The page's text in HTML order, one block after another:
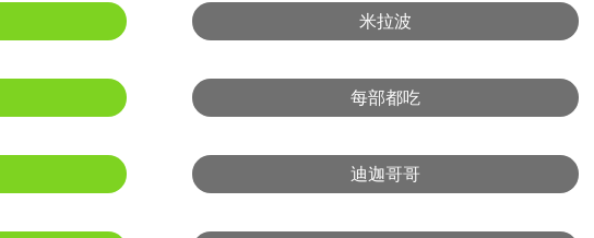
米拉波
每部都吃
迪迦哥哥